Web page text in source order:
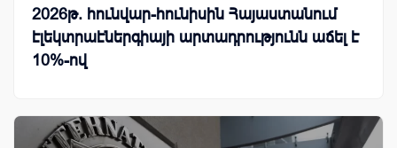
2026թ. հունվար-հունիսին Հայաստանում
էլեկտրաէներգիայի արտադրությունն աճել է
10%-ով